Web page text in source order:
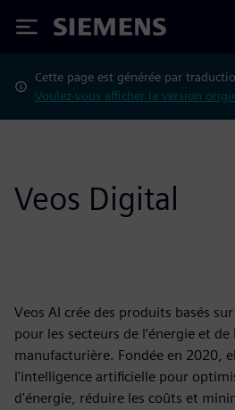
Siemens
Cette page est générée par
Voulez-vous afficher la version
Veos Digital
Veos AI crée des produits basés
pour les secteurs de l'énergie et
manufacturière. Fondée en 2020,
l'intelligence artificielle pour
d'énergie, réduire les coûts et